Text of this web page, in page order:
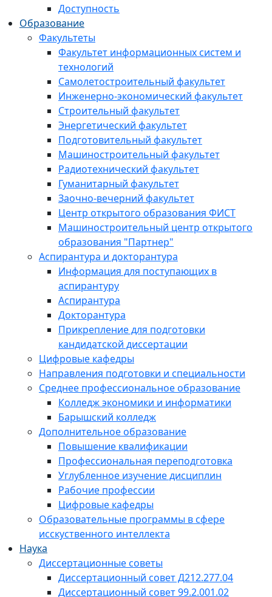
Доступность
Образование
Факультеты
Факультет информационных систем и
технологий
Самолетостроительный факультет
Инженерно-экономический факультет
Строительный факультет
Энергетический факультет
Подготовительный факультет
Машиностроительный факультет
Радиотехнический факультет
Гуманитарный факультет
Заочно-вечерний факультет
Центр открытого образования ФИСТ
Машиностроительный центр открытого
образования "Партнер"
Аспирантура и докторантура
Информация для поступающих в
аспирантуру
Аспирантура
Докторантура
Прикрепление для подготовки
кандидатской диссертации
Цифровые кафедры
Направления подготовки и специальности
Среднее профессиональное образование
Колледж экономики и информатики
Барышский колледж
Дополнительное образование
Повышение квалификации
Профессиональная переподготовка
Углубленное изучение дисциплин
Рабочие профессии
Цифровые кафедры
Образовательные программы в сфере
исскуственного интеллекта
Наука
Диссертационные советы
Диссертационный совет Д212.277.04
Диссертационный совет 99.2.001.02